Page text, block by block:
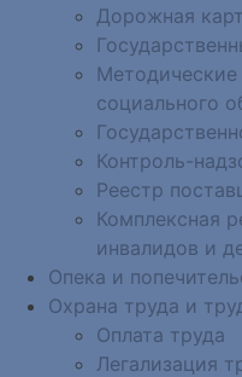
Дорожная
социального
Контроль-
Реестр
Комплексная
инвалидов и
Опека и
Охрана труда и
Оплата труда
Легализация